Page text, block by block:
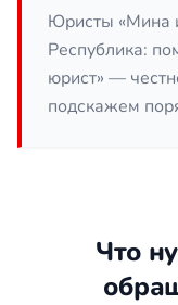
стажа и
Пенсионный
Республика
документы,
один
заметно
Юристы «Мина
Республика:
юрист» —
подскажем
Что